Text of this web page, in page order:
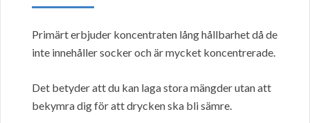
Primärt erbjuder koncentraten lång hållbarhet då de
inte innehåller socker och är mycket koncentrerade.
Det betyder att du kan laga stora mängder utan att
bekymra dig för att drycken ska bli sämre.